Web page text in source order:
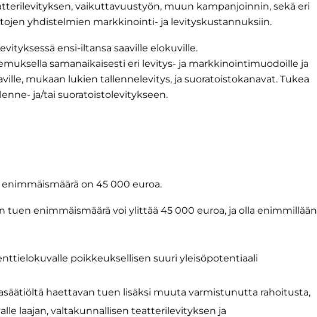
vaikuttavuustyön, muun kampanjoinnin, sekä eri
yhdistelmien markkinointi- ja levityskustannuksiin.
ensi-iltansa saaville elokuville.
samanaikaisesti eri levitys- ja markkinointimuodoille ja
mukaan lukien tallennelevitys, ja suoratoistokanavat. Tukea
ja/tai suoratoistolevitykseen.
on 45 000 euroa.
enimmäismäärä voi ylittää 45 000 euroa, ja olla enimmillään
poikkeuksellisen suuri yleisöpotentiaali
haettavan tuen lisäksi muuta varmistunutta rahoitusta,
laajan, valtakunnallisen teatterilevityksen ja